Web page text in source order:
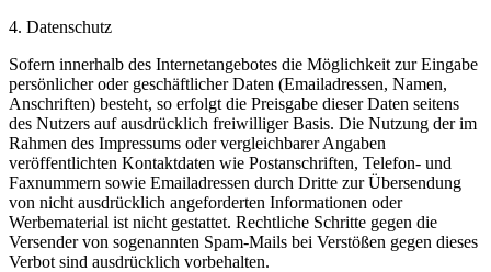
4. Datenschutz
Sofern innerhalb des Internetangebotes die Möglichkeit zur Eingabe
persönlicher oder geschäftlicher Daten (Emailadressen, Namen,
Anschriften) besteht, so erfolgt die Preisgabe dieser Daten seitens
des Nutzers auf ausdrücklich freiwilliger Basis. Die Nutzung der im
Rahmen des Impressums oder vergleichbarer Angaben
veröffentlichten Kontaktdaten wie Postanschriften, Telefon- und
Faxnummern sowie Emailadressen durch Dritte zur Übersendung
von nicht ausdrücklich angeforderten Informationen oder
Werbematerial ist nicht gestattet. Rechtliche Schritte gegen die
Versender von sogenannten Spam-Mails bei Verstößen gegen dieses
Verbot sind ausdrücklich vorbehalten.